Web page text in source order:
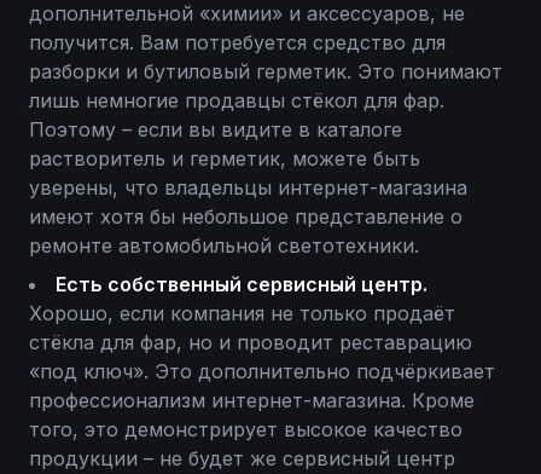
дополнительной «химии» и аксессуаров, не
получится. Вам потребуется средство для
разборки и бутиловый герметик. Это понимают
лишь немногие продавцы стёкол для фар.
Поэтому – если вы видите в каталоге
растворитель и герметик, можете быть
уверены, что владельцы интернет-магазина
имеют хотя бы небольшое представление о
ремонте автомобильной светотехники.
Есть собственный сервисный центр.
Хорошо, если компания не только продаёт
стёкла для фар, но и проводит реставрацию
«под ключ». Это дополнительно подчёркивает
профессионализм интернет-магазина. Кроме
того, это демонстрирует высокое качество
продукции – не будет же сервисный центр